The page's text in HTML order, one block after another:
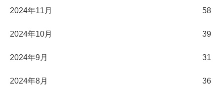
2024年11月 58
2024年10月 39
2024年9月 31
2024年8月 36